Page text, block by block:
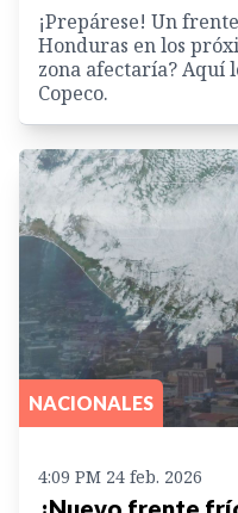
¡Prepárese! Un
Honduras en los
zona afectaría? Aquí
Copeco.
NACIONALES
4:09 PM 24 feb. 2026